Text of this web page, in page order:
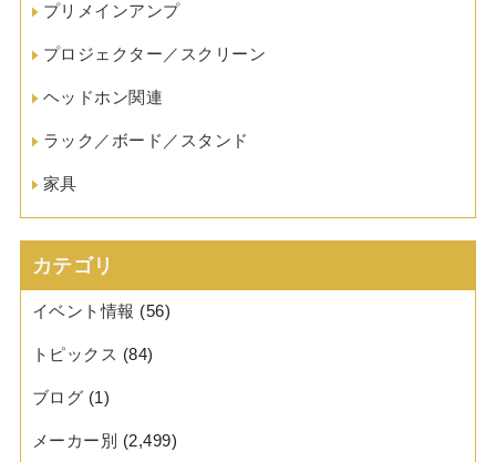
プリメインアンプ
プロジェクター／スクリーン
ヘッドホン関連
ラック／ボード／スタンド
家具
カテゴリ
イベント情報 (56)
トピックス (84)
ブログ (1)
メーカー別 (2,499)